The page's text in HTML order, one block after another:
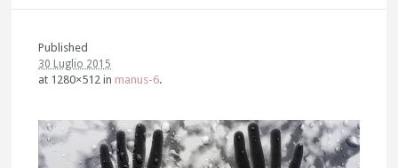
Published
30 Luglio 2015
at 1280×512 in manus-6.